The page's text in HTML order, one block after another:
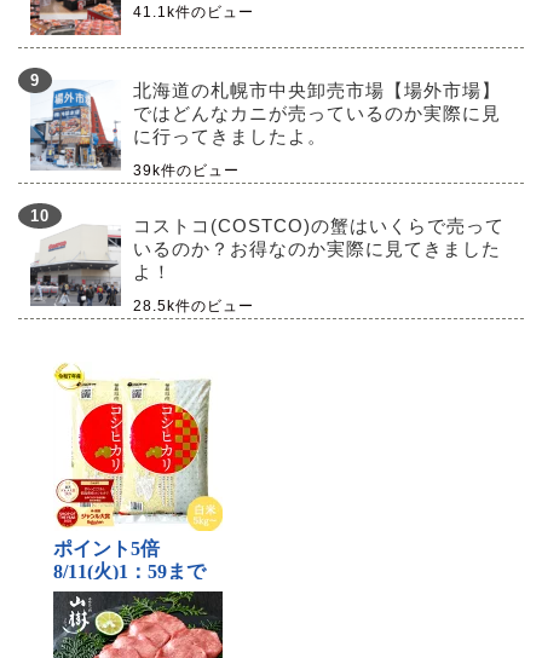
41.1k件のビュー
北海道の札幌市中央卸売市場【場外市場】
ではどんなカニが売っているのか実際に見
に行ってきましたよ。
39k件のビュー
コストコ(COSTCO)の蟹はいくらで売って
いるのか？お得なのか実際に見てきました
よ！
28.5k件のビュー